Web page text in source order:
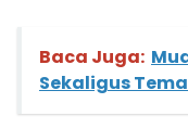
Baca Juga:
Sekaligus